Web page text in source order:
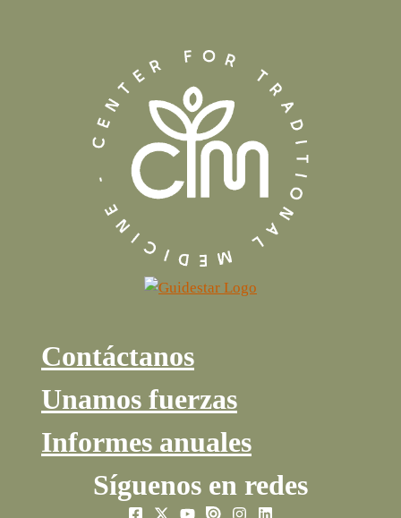
Contáctanos
Unamos fuerzas
Informes anuales
Síguenos en redes